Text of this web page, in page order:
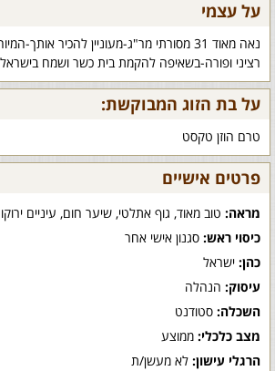
על עצמי
נאה מאוד 31 מסורתי מר"ג-מעוניין להכיר
רציני ופורה-בשאיפה להקמת בית כשר ושמח בישראל
על בת הזוג המבוקשת:
טרם הוזן טקסט
פרטים אישיים
מראה: טוב מאוד, גוף אתלטי, שיער חום, עיניים
כיסוי ראש: סגנון אישי אחר
כהן: ישראל
עיסוק: הנהלה
השכלה: סטודנט
מצב כלכלי: ממוצע
הרגלי עישון: לא מעשן/ת